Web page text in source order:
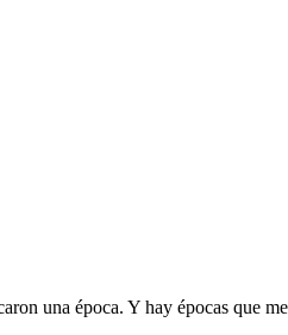
una época. Y hay épocas que